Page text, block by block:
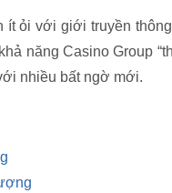
ít ỏi với giới truyền
năng Casino Group
nhiều bất ngờ mới.